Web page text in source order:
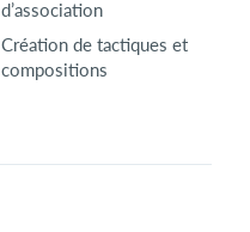
d’association
Création de tactiques et
compositions